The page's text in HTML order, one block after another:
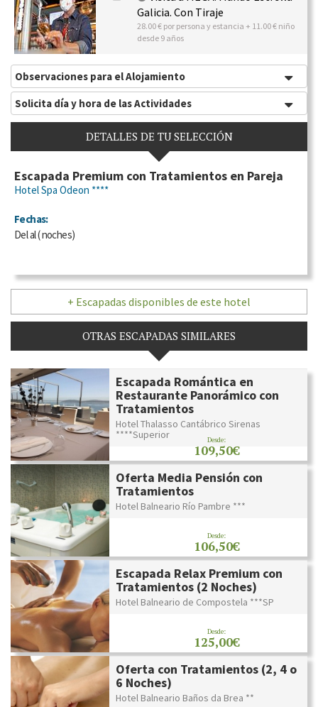
Galicia. Con Tiraje
28.00 € por persona y estancia + 11.00 € niño
desde 9 años
Observaciones para el Alojamiento
Solicita día y hora de las Actividades
DETALLES DE TU SELECCIÓN
Escapada Premium con Tratamientos en Pareja
Hotel Spa Odeon ****
Fechas:
Delal(noches)
+ Escapadas disponibles de este hotel
OTRAS ESCAPADAS SIMILARES
Escapada Romántica en
Restaurante Panorámico con
Tratamientos
Hotel Thalasso Cantábrico Sirenas
****Superior
Desde:
109,50€
Oferta Media Pensión con
Tratamientos
Hotel Balneario Río Pambre ***
Desde:
106,50€
Escapada Relax Premium con
Tratamientos (2 Noches)
Hotel Balneario de Compostela ***SP
Desde:
125,00€
Oferta con Tratamientos (2, 4 o
6 Noches)
Hotel Balneario Baños da Brea **